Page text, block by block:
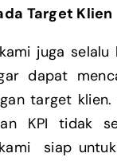
Target Klien
juga
dapat
target
KPI tidak
siap